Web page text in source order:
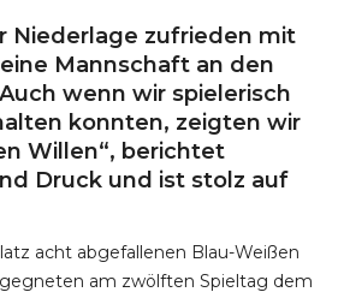
Niederlage zufrieden mit
Mannschaft an den
wenn wir spielerisch
konnten, zeigten wir
Willen“, berichtet
Druck und ist stolz auf
acht abgefallenen Blau-Weißen
am zwölften Spieltag dem